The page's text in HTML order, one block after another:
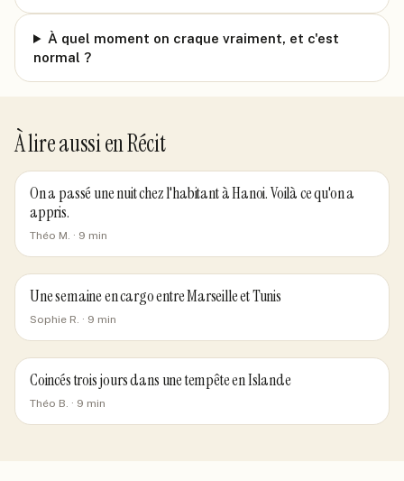
À quel moment on craque vraiment, et c'est
normal ?
À lire aussi enRécit
On a passé une nuit chez l'habitant à Hanoi. Voilà ce qu'on a
appris.
Théo M. · 9 min
Une semaine en cargo entre Marseille et Tunis
Sophie R. · 9 min
Coincés trois jours dans une tempête en Islande
Théo B. · 9 min